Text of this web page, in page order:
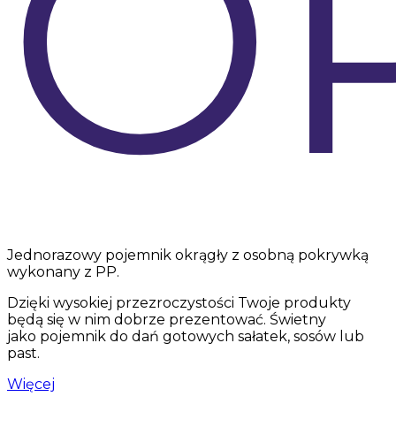
Jednorazowy pojemnik okrągły z osobną pokrywką
wykonany z PP.
Dzięki wysokiej przezroczystości Twoje produkty
będą się w nim dobrze prezentować. Świetny
jako pojemnik do dań gotowych sałatek, sosów lub
past.
Więcej